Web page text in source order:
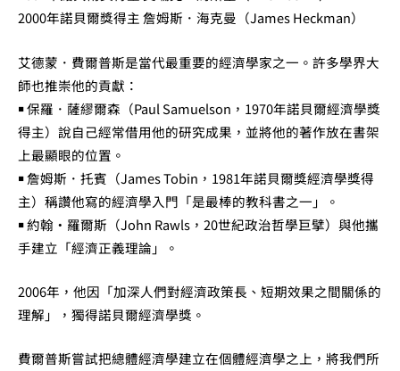
2000年諾貝爾獎得主 詹姆斯．海克曼（James Heckman）
艾德蒙．費爾普斯是當代最重要的經濟學家之一。許多學界大
師也推崇他的貢獻：
￭ 保羅．薩繆爾森（Paul Samuelson，1970年諾貝爾經濟學獎
得主）說自己經常借用他的研究成果，並將他的著作放在書架
上最顯眼的位置。
￭ 詹姆斯．托賓（James Tobin，1981年諾貝爾獎經濟學獎得
主）稱讚他寫的經濟學入門「是最棒的教科書之一」。
￭ 約翰‧羅爾斯（John Rawls，20世紀政治哲學巨擘）與他攜
手建立「經濟正義理論」。
2006年，他因「加深人們對經濟政策長、短期效果之間關係的
理解」，獨得諾貝爾經濟學獎。
費爾普斯嘗試把總體經濟學建立在個體經濟學之上，將我們所